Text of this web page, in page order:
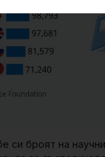
си броят на